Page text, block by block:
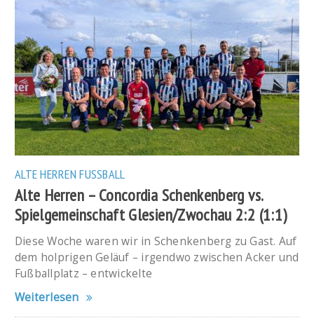
ALTE HERREN FUSSBALL
Alte Herren – Concordia Schenkenberg vs.
Spielgemeinschaft Glesien/Zwochau 2:2 (1:1)
Diese Woche waren wir in Schenkenberg zu Gast. Auf
dem holprigen Geläuf – irgendwo zwischen Acker und
Fußballplatz – entwickelte
Weiterlesen